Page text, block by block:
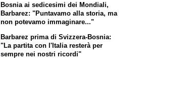
Bosnia ai sedicesimi dei Mondiali,
Barbarez: "Puntavamo alla storia, ma
non potevamo immaginare..."
Barbarez prima di Svizzera-Bosnia:
"La partita con l'Italia resterà per
sempre nei nostri ricordi"